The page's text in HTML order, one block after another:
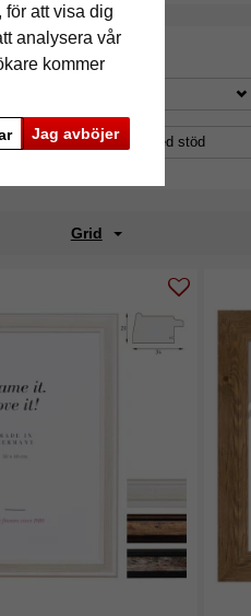
att visa dig
analysera vår
kommer
Jag avböjerBaksida med stöd
Grid